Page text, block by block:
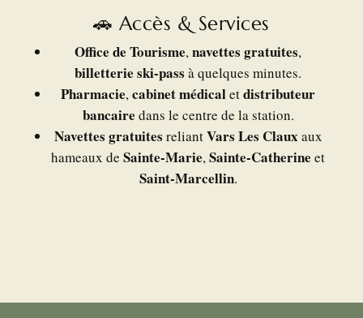
🚗 Accès & Services
Office de Tourisme,navettes gratuites,
billetterie ski-pass à quelques minutes.
Pharmacie,cabinet médicaletdistributeur
bancaire dans le centre de la station.
Navettes gratuites reliantVars Les Claux aux
hameaux deSainte-Marie,Sainte-Catherine et
Saint-Marcellin.